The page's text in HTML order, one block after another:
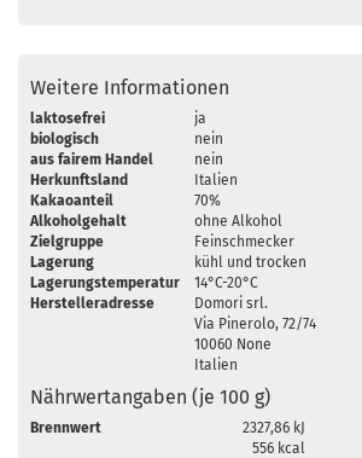
Weitere Informationen
laktosefrei
ja
biologisch
nein
aus fairem Handel
nein
Herkunftsland
Italien
Kakaoanteil
70%
Alkoholgehalt
ohne Alkohol
Zielgruppe
Feinschmecker
Lagerung
kühl und trocken
Lagerungstemperatur 14°C-20°C
Herstelleradresse
Domori srl.
Via Pinerolo, 72/74
10060 None
Italien
Nährwertangaben (je 100 g)
Brennwert
2327,86 kJ
556 kcal